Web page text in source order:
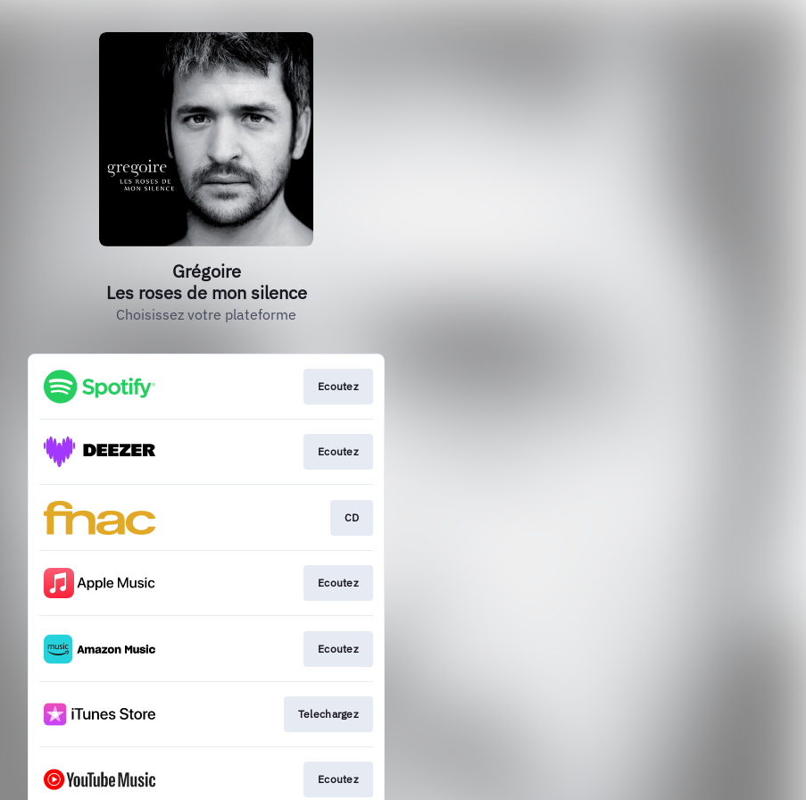
Grégoire
Les roses de mon silence
Choisissez votre plateforme
Ecoutez
Ecoutez
CD
Ecoutez
Ecoutez
Telechargez
Ecoutez